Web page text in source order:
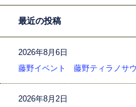
最近の投稿
2026年8月6日
藤野イベント 藤野ティラノサ
2026年8月2日